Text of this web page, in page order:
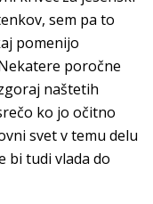
sem pa to
pomenijo
poročne
naštetih
ko jo očitno
svet v temu delu
bi tudi vlada do